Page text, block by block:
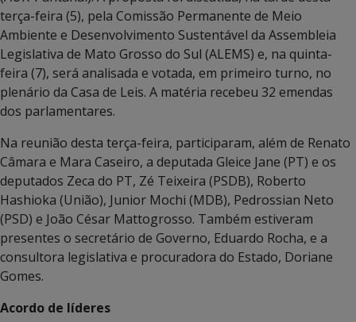
terça-feira (5), pela Comissão Permanente de Meio
Ambiente e Desenvolvimento Sustentável da Assembleia
Legislativa de Mato Grosso do Sul (ALEMS) e, na quinta-
feira (7), será analisada e votada, em primeiro turno, no
plenário da Casa de Leis. A matéria recebeu 32 emendas
dos parlamentares.
Na reunião desta terça-feira, participaram, além de Renato
Câmara e Mara Caseiro, a deputada Gleice Jane (PT) e os
deputados Zeca do PT, Zé Teixeira (PSDB), Roberto
Hashioka (União), Junior Mochi (MDB), Pedrossian Neto
(PSD) e João César Mattogrosso. Também estiveram
presentes o secretário de Governo, Eduardo Rocha, e a
consultora legislativa e procuradora do Estado, Doriane
Gomes.
Acordo de líderes